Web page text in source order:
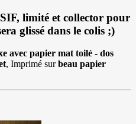
limité et collector pour
glissé dans le colis ;)
avec papier mat toilé - dos
, Imprimé surbeau papier